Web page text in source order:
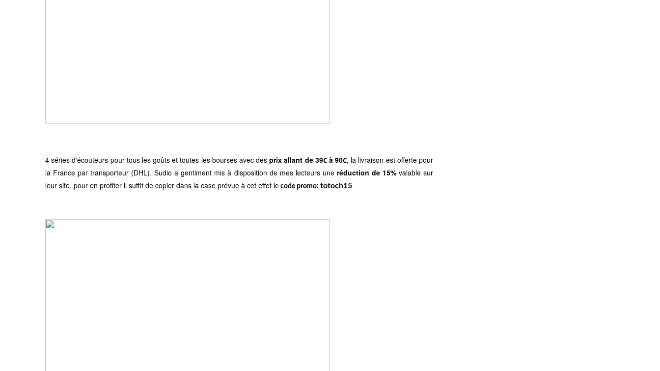
4 séries d'écouteurs pour tous les goûts et toutes les bourses avec desprix allant de 39€ à 90€, la livraison est offerte pour
la France par transporteur (DHL). Sudio a gentiment mis à disposition de mes lecteurs une réduction de 15%valable sur
leur site, pour en profiter il suffit de copier dans la case prévue à cet effet le code promo: totoch15